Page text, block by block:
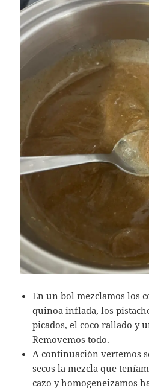
En un bol mezclamos los
quinoa inflada, los
picados, el coco rallado y
Removemos todo.
A continuaci´on vertemos
secos la mezcla que
cazo y homogeneizamos